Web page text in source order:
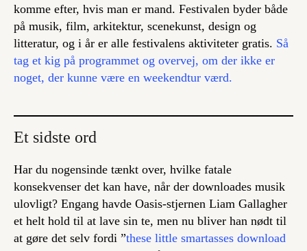
komme efter, hvis man er mand. Festivalen byder både
på musik, film, arkitektur, scenekunst, design og
litteratur, og i år er alle festivalens aktiviteter gratis. Så
tag et kig på programmet og overvej, om der ikke er
noget, der kunne være en weekendtur værd.
Et sidste ord
Har du nogensinde tænkt over, hvilke fatale
konsekvenser det kan have, når der downloades musik
ulovligt? Engang havde Oasis-stjernen Liam Gallagher
et helt hold til at lave sin te, men nu bliver han nødt til
at gøre det selv fordi ”these little smartasses download